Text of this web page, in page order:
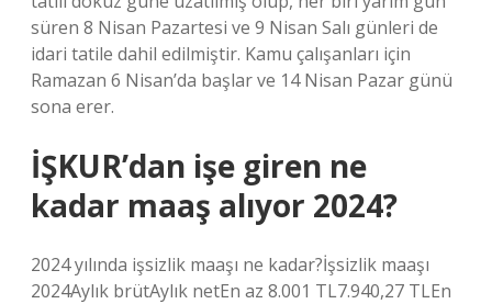
süren 8 Nisan Pazartesi ve 9 Nisan Salı günleri de
idari tatile dahil edilmiştir. Kamu çalışanları için
Ramazan 6 Nisan’da başlar ve 14 Nisan Pazar günü
sona erer.
İŞKUR’dan işe giren ne
kadar maaş alıyor 2024?
2024 yılında işsizlik maaşı ne kadar?İşsizlik maaşı
2024Aylık brütAylık netEn az 8.001 TL7.940,27 TLEn